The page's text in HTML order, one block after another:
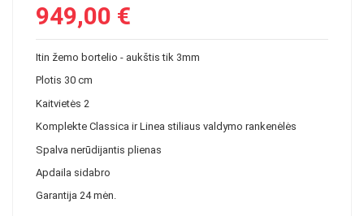
949,00 €
Itin žemo bortelio - aukštis tik 3mm
Plotis 30 cm
Kaitvietės 2
Komplekte Classica ir Linea stiliaus valdymo rankenėlės
Spalva nerūdijantis plienas
Apdaila sidabro
Garantija 24 mėn.